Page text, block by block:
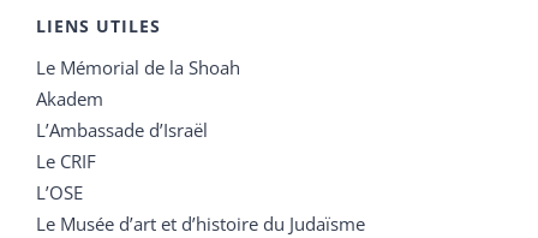
LIENS UTILES
Le Mémorial de la Shoah
Akadem
L’Ambassade d’Israël
Le CRIF
L’OSE
Le Musée d’art et d’histoire du Judaïsme